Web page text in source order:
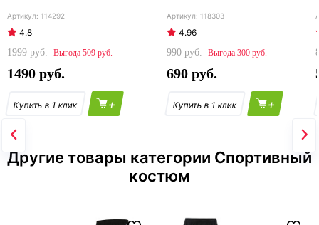
114292
4.8
1999
509
1490
+
118303
4.96
990
300
690
+
Другие товары категории Спортивный
костюм